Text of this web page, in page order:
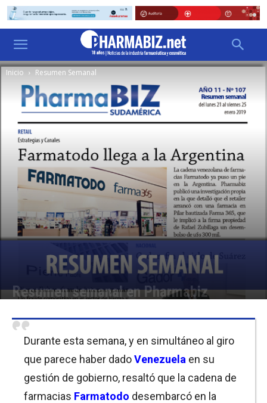
Inicio Resumen Semanal
Resumen semanal en Pharmabiz
Durante esta semana, y en simultáneo al giro
que parece haber dadoVenezuela en su
gestión de gobierno, resaltó que la cadena de
farmacias Farmatodo desembarcó en la